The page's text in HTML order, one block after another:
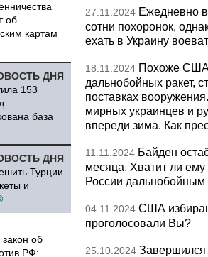
об
картам
ДНЯ
153
база
ДНЯ
Турции
и
об
РФ:
27.11.2024 Ежедневно
сотни похоронок,
ехать в Украину
18.11.2024 Похоже США
дальнобойных ракет,
поставках
мирных украинцев и
впереди зима. Как
11.11.2024 Байден
месяца. Хватит ли
России
04.11.2024 США
проголосовали Вы?
25.10.2024 Завершился